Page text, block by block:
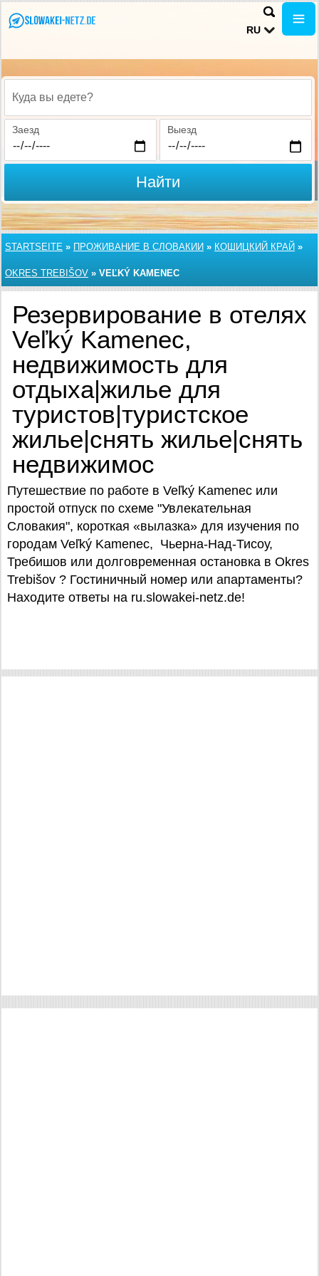
RU
Куда вы едете?
Заезд Выезд
Найти
STARTSEITE » ПРОЖИВАНИЕ В СЛОВАКИИ » КОШИЦКИЙ КРАЙ »
OKRES TREBIŠOV » VEĽKÝ KAMENEC
Резервирование в отелях
Veľký Kamenec,
недвижимость для
отдыха|жилье для
туристов|туристское
жилье|снять жилье|снять
недвижимос
Путешествие по работе в Veľký Kamenec или
простой отпуск по схеме "Увлекательная
Словакия", короткая «вылазка» для изучения по
городам Veľký Kamenec, Чьерна-Над-Тисоу,
Требишов или долговременная остановка в Okres
Trebišov ? Гостиничный номер или апартаменты?
Находите ответы на ru.slowakei-netz.de!